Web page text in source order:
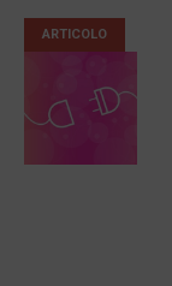
ARTICOLO